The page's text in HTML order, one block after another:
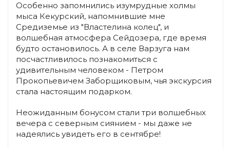
Особенно запомнились изумрудные холмы
мыса Кекурский, напомнившие мне
Средиземье из "Властелина колец", и
волшебная атмосфера Сейдозера, где время
будто остановилось. А в селе Варзуга нам
посчастливилось познакомиться с
удивительным человеком - Петром
Прокопьевичем Заборщиковым, чья экскурсия
стала настоящим подарком.
Неожиданным бонусом стали три волшебных
вечера с северным сиянием - мы даже не
надеялись увидеть его в сентябре!